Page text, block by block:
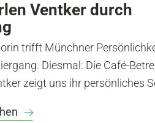
Ventker durch
trifft Münchner
Diesmal: Die Café-
zeigt uns ihr persönliches